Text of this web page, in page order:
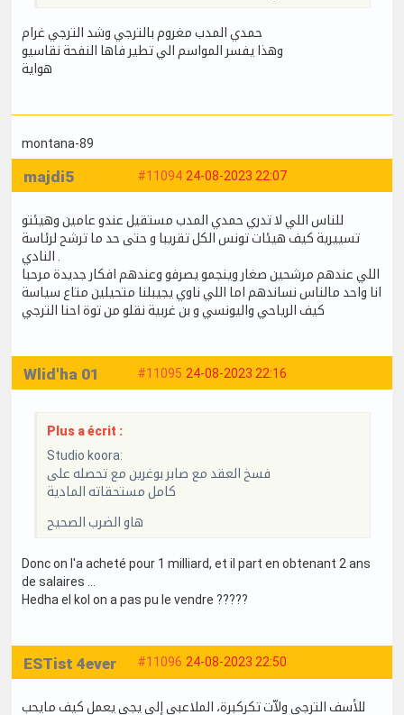
حمدي المدب مغروم بالترجي وشد الترجي غرام
وهذا يفسر المواسم الي تطير فاها النفحة نقاسيو
هواية
montana-89
#11094 24-08-2023 22:07
majdi5
للناس اللي لا تدري حمدي المدب مستقيل عندو عامين وهيئتو
تسييرية كيف هيئات تونس الكل تقريبا و حتى حد ما ترشح لرئاسة
النادي .
اللي عندهم مرشحين صغار وينجمو يصرفو وعندهم افكار جديدة مرحبا
انا واحد مالناس نساندهم اما اللي ناوي يجيبلنا متحيلين متاع سياسة
كيف الرياحي واليونسي و بن غربية نقلو من توة احنا الترجي
#11095 24-08-2023 22:16
Wlid'ha 01
Plus a écrit :
Studio koora:
فسخ العقد مع صابر بوغرين مع تحصله على
كامل مستحقاته المادية
هاو الضرب الصحيح
Donc on l'a acheté pour 1 milliard, et il part en obtenant 2 ans
de salaires ...
Hedha el kol on a pas pu le vendre ?????
#11096 24-08-2023 22:50
ESTist 4ever
للأسف الترجي ولاّت تكركبرة، الملاعبي إلي يجي يعمل كيف مايحب